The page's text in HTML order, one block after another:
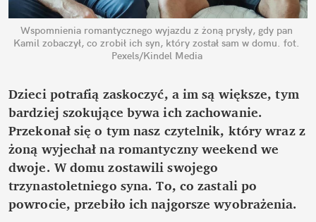
Wspomnienia romantycznego wyjazdu z żoną prysły, gdy pan
Kamil zobaczył, co zrobił ich syn, który został sam w domu. fot.
Pexels/Kindel Media
Dzieci potrafią zaskoczyć, a im są większe, tym
bardziej szokujące bywa ich zachowanie.
Przekonał się o tym nasz czytelnik, który wraz z
żoną wyjechał na romantyczny weekend we
dwoje. W domu zostawili swojego
trzynastoletniego syna. To, co zastali po
powrocie, przebiło ich najgorsze wyobrażenia.